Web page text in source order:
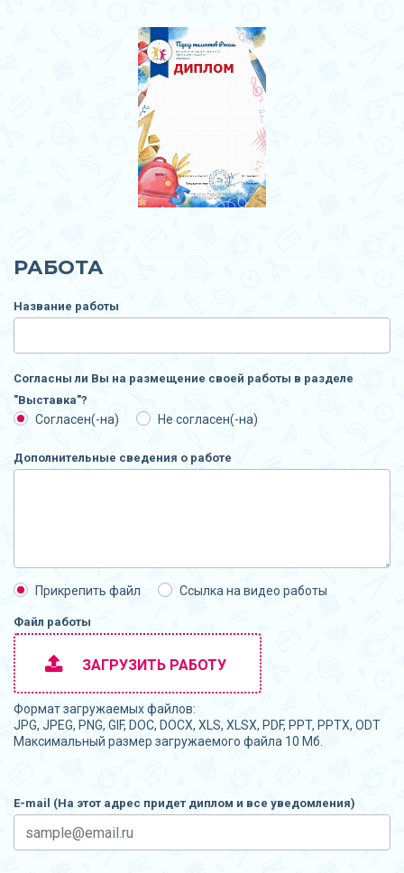
РАБОТА
Название работы
Согласны ли Вы на размещение своей работы в разделе
"Выставка"?
Согласен(-на) Не согласен(-на)
Дополнительные сведения о работе
Прикрепить файл Ссылка на видео работы
Файл работы
ЗАГРУЗИТЬ РАБОТУ
Формат загружаемых файлов:
JPG, JPEG, PNG, GIF, DOC, DOCX, XLS, XLSX, PDF, PPT, PPTX, ODT
Максимальный размер загружаемого файла 10 Мб.
E-mail (На этот адрес придет диплом и все уведомления)